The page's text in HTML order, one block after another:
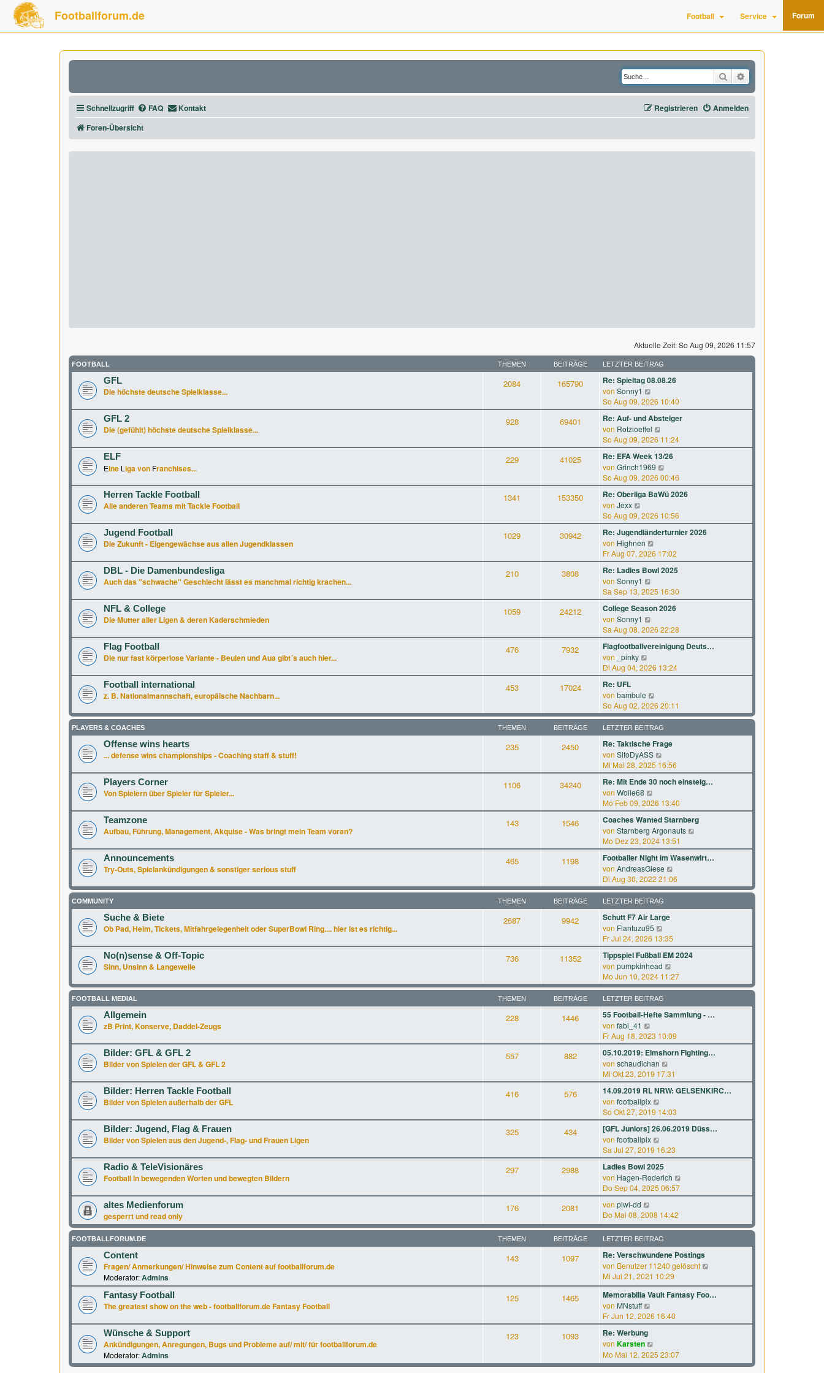
Footballforum.de Football Service Forum
Suche
Schnellzugriff FAQ Kontakt Anmelden
Registrieren
Foren-Übersicht
Aktuelle Zeit: So Aug 09, 2026 11:57
FOOTBALL THEMEN BEITRÄGE LETZTER BEITRAG
GFL
Die höchste deutsche Spielklasse...
2084 165790 Re: Spieltag 08.08.26
von Sonny1
e
u
e
s
t
e
r
B
e
i
r
a
g
So Aug 09, 2026 10:40
GFL 2
Die (gefühlt) höchste deutsche Spielklasse...
928 69401 Re: Auf- und Absteiger
von Rotzloeffel
e
u
e
s
t
e
B
e
i
r
a
g
So Aug 09, 2026 11:24
ELF
Eine L iga von Franchises...
229 41025 Re: EFA Week 13/26
von Grinch1969
e
u
e
t
e
B
e
i
r
a
g
So Aug 09, 2026 00:46
Herren Tackle Football
Alle anderen Teams mit Tackle Football
1341 153350 Re: Oberliga BaWü 2026
von Jexx
e
u
e
s
t
e
r
B
e
i
t
r
a
g
So Aug 09, 2026 10:56
Jugend Football
Die Zukunft - Eigengewächse aus allen Jugendklassen
1029 30942 Re: Jugendländerturnier 2026
von Highnen
e
u
e
t
e
B
e
i
r
a
Fr Aug 07, 2026 17:02
DBL - Die Damenbundesliga
Auch das "schwache" Geschlecht lässt es manchmal richtig krachen...
210 3808 Re: Ladies Bowl 2025
von Sonny1
e
u
e
t
e
B
e
t
r
a
g
Sa Sep 13, 2025 16:30
NFL & College
Die Mutter aller Ligen & deren Kaderschmieden
1059 24212 College Season 2026
von Sonny1
e
u
e
t
r
B
e
i
t
r
a
g
Sa Aug 08, 2026 22:28
Flag Football
Die nur fast körperlose Variante - Beulen und Aua gibt´s auch hier...
476 7932 Flagfootballvereinigung Deuts…
von _pinky
e
u
s
t
e
r
e
i
t
r
a
g
Di Aug 04, 2026 13:24
Football international
z. B. Nationalmannschaft, europäische Nachbarn...
453 17024 Re: UFL
von bambule
e
u
e
s
t
e
r
B
e
i
t
r
a
g
So Aug 02, 2026 20:11
PLAYERS & COACHES THEMEN BEITRÄGE LETZTER BEITRAG
Offense wins hearts
... defense wins championships - Coaching staff & stuff!
235 2450 Re: Taktische Frage
von SifoDyASS
e
u
e
t
e
B
e
i
t
r
a
g
Mi Mai 28, 2025 16:56
Players Corner
Von Spielern über Spieler für Spieler...
1106 34240 Re: Mit Ende 30 noch einsteig…
von Wolle68
e
u
e
s
t
e
B
e
i
t
r
a
g
Mo Feb 09, 2026 13:40
Teamzone
Aufbau, Führung, Management, Akquise - Was bringt mein Team voran?
143 1546 Coaches Wanted Starnberg
von Starnberg Argonauts
u
e
e
t
Mo Dez 23, 2024 13:51
Announcements
Try-Outs, Spielankündigungen & sonstiger serious stuff
465 1198 Footballer Night im Wasenwirt…
von AndreasGiese
e
u
s
B
e
i
t
r
g
Di Aug 30, 2022 21:06
COMMUNITY THEMEN BEITRÄGE LETZTER BEITRAG
Suche & Biete
Ob Pad, Helm, Tickets, Mitfahrgelegenheit oder SuperBowl Ring.... hier ist es richtig...
2687 9942 Schutt F7 Air Large
von Flantuzu95
e
u
e
s
t
e
r
B
e
i
t
r
a
g
Fr Jul 24, 2026 13:35
No(n)sense & Off-Topic
Sinn, Unsinn & Langeweile
736 11352 Tippspiel Fußball EM 2024
von pumpkinhead
e
u
s
t
r
e
i
t
r
g
Mo Jun 10, 2024 11:27
FOOTBALL MEDIAL THEMEN BEITRÄGE LETZTER BEITRAG
Allgemein
zB Print, Konserve, Daddel-Zeugs
228 1446 55 Football-Hefte Sammlung - …
von fabi_41
e
u
e
s
t
e
B
e
i
t
r
a
g
Fr Aug 18, 2023 10:09
Bilder: GFL & GFL 2
Bilder von Spielen der GFL & GFL 2
557 882 05.10.2019: Elmshorn Fighting…
von schaudichan
e
u
e
t
e
B
e
t
r
a
Mi Okt 23, 2019 17:31
Bilder: Herren Tackle Football
Bilder von Spielen außerhalb der GFL
416 576 14.09.2019 RL NRW: GELSENKIRC…
von footballpix
e
u
e
t
e
B
e
t
r
a
g
So Okt 27, 2019 14:03
Bilder: Jugend, Flag & Frauen
Bilder von Spielen aus den Jugend-, Flag- und Frauen Ligen
325 434 [GFL Juniors] 26.06.2019 Düss…
von footballpix
e
u
e
s
t
r
B
e
i
t
r
a
g
Sa Jul 27, 2019 16:23
Radio & TeleVisionäres
Football in bewegenden Worten und bewegten Bildern
297 2988 Ladies Bowl 2025
von Hagen-Roderich
u
t
r
B
e
t
g
Do Sep 04, 2025 06:57
altes Medienforum
gesperrt und read only
176 2081 von piwi-dd
e
u
e
s
t
e
r
B
e
t
g
Do Mai 08, 2008 14:42
FOOTBALLFORUM.DE THEMEN BEITRÄGE LETZTER BEITRAG
Content
Fragen/ Anmerkungen/ Hinweise zum Content auf footballforum.de
Moderator:Admins
143 1097 Re: Verschwundene Postings
von Benutzer 11240 gelöscht
u
e
e
i
Mi Jul 21, 2021 10:29
Fantasy Football
The greatest show on the web - footballforum.de Fantasy Football
125 1465 Memorabilia Vault Fantasy Foo…
von MNstuff
e
u
s
t
e
Fr Jun 12, 2026 16:40
Wünsche & Support
Ankündigungen, Anregungen, Bugs und Probleme auf/ mit/ für footballforum.de
Moderator:Admins
123 1093 Re: Werbung
von Karsten
e
u
Mo Mai 12, 2025 23:07